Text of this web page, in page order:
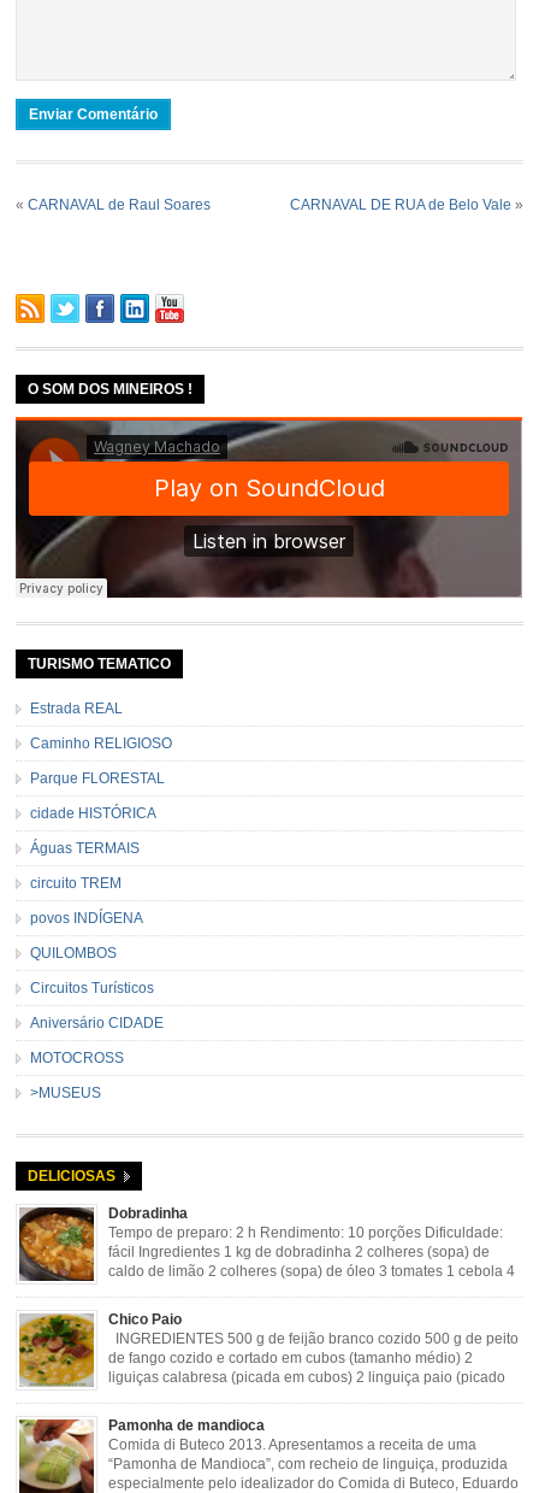
«CARNAVAL de Raul Soares CARNAVAL DE RUA de Belo Vale »
O SOM DOS MINEIROS !
TURISMO TEMATICO
Estrada REAL
Caminho RELIGIOSO
Parque FLORESTAL
cidade HISTÓRICA
Águas TERMAIS
circuito TREM
povos INDÍGENA
QUILOMBOS
Circuitos Turísticos
Aniversário CIDADE
MOTOCROSS
>MUSEUS
DELICIOSAS
Dobradinha
Tempo de preparo: 2 h Rendimento: 10 porções Dificuldade:
fácil Ingredientes 1 kg de dobradinha 2 colheres (sopa) de
caldo de limão 2 colheres (sopa) de óleo 3 tomates 1 cebola 4
gosto Modo de Preparo: Lavar muito bem a dobradinha com limão. Deixar de
molho […]
Chico Paio
INGREDIENTES 500 g de feijão branco cozido 500 g de peito
de fango cozido e cortado em cubos (tamanho médio) 2
liguiças calabresa (picada em cubos) 2 linguiça paio (picado
verde 2 dentes de alho amassado 3 colheres de óleo 2 […]
Pamonha de mandioca
Comida di Buteco 2013. Apresentamos a receita de uma
“Pamonha de Mandioca”, com recheio de linguiça, produzida
especialmente pelo idealizador do Comida di Buteco, Eduardo